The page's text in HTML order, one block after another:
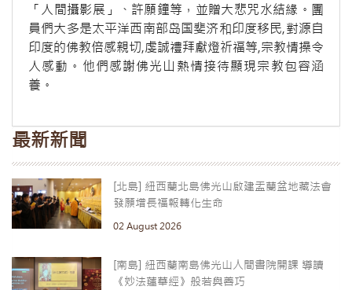
「人間攝影展」、許願鐘等，並贈大悲咒水結緣。團
員們大多是太平洋西南部岛国斐济和印度移民,對源自
印度的佛教倍感親切,虔誠禮拜獻燈祈福等,宗教情操令
人感動。他們感謝佛光山熱情接待顯現宗教包容涵
養。
最新新聞
[北島] 紐西蘭北島佛光山啟建盂蘭盆地藏法會
發願增長福報轉化生命
02 August 2026
[南島] 紐西蘭南島佛光山人間書院開課 導讀
《妙法蓮華經》般若與善巧